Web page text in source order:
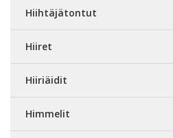
Hiihtäjätontut
Hiiret
Hiiriäidit
Himmelit